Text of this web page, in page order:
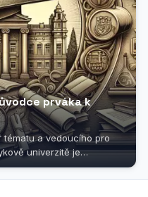
prváka k
tématu a vedoucího pro
univerzitě je